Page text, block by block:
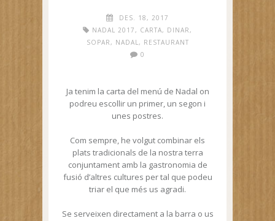
DES. 18, 2017
NADAL 2017, CARTA, DINAR,
SOPAR, NADAL, RESTAURANT
0
Ja tenim la carta del menú de Nadal on
podreu escollir un primer, un segon i
unes postres.
Com sempre, he volgut combinar els
plats tradicionals de la nostra terra
conjuntament amb la gastronomia de
fusió d’altres cultures per tal que podeu
triar el que més us agradi.
Se serveixen directament a la barra o us